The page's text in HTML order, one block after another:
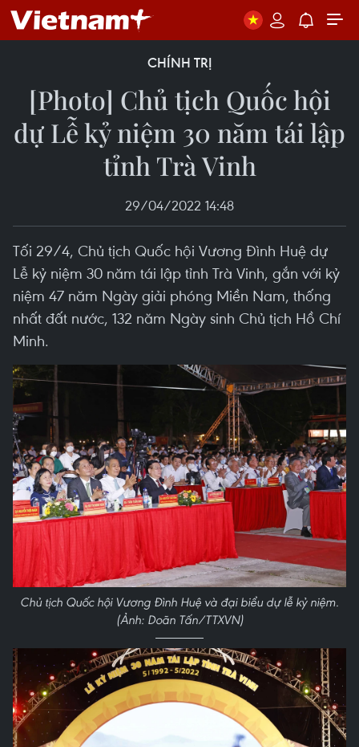
CHÍNH TRỊ
[Photo] Chủ tịch Quốc hội
dự Lễ kỷ niệm 30 năm tái lập
tỉnh Trà Vinh
29/04/2022 14:48
Tối 29/4, Chủ tịch Quốc hội Vương Đình Huệ dự
Lễ kỷ niệm 30 năm tái lập tỉnh Trà Vinh, gắn với kỷ
niệm 47 năm Ngày giải phóng Miền Nam, thống
nhất đất nước, 132 năm Ngày sinh Chủ tịch Hồ Chí
Minh.
Chủ tịch Quốc hội Vương Đình Huệ và đại biểu dự lễ kỷ niệm.
(Ảnh: Doãn Tấn/TTXVN)